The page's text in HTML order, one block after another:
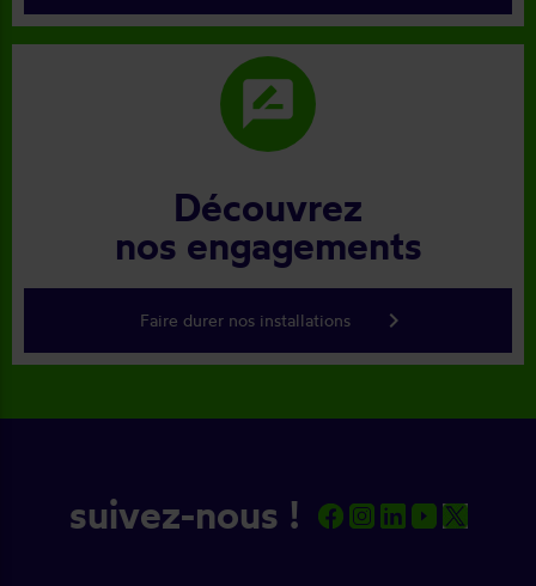
rate_review
Découvrez
nos engagements
Faire durer nos installations keyboard_arrow_right
suivez-nous !